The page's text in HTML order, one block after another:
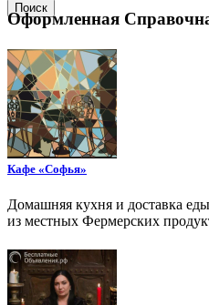
Поиск
Оформленная
Кафе «Софья»
Домашняя кухня и доставка
из местных Фермерских